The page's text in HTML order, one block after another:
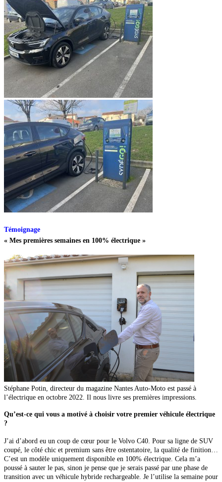
Témoignage
« Mes premières semaines en 100% électrique »
Stéphane Potin, directeur du magazine Nantes Auto-Moto est passé à
l’électrique en octobre 2022. Il nous livre ses premières impressions.
Qu’est-ce qui vous a motivé à choisir votre premier véhicule électrique
?
J’ai d’abord eu un coup de cœur pour le Volvo C40. Pour sa ligne de SUV
coupé, le côté chic et premium sans être ostentatoire, la qualité de finition…
C’est un modèle uniquement disponible en 100% électrique. Cela m’a
poussé à sauter le pas, sinon je pense que je serais passé par une phase de
transition avec un véhicule hybride rechargeable. Je l’utilise la semaine pour